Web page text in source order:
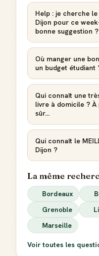
Help : je cherche
Dijon pour ce
bonne suggestion ?
Où manger une
un budget étudiant
Qui connaît une
livre à domicile ?
sûr...
Qui connaît le
Dijon ?
La même
Bordeaux
Grenoble
Marseille
Voir toutes les